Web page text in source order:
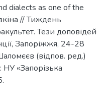
dialects as one of the
// Тиждень
Тези доповідей
Запоріжжя, 24-28
(відпов. ред.)
НУ «Запорізька